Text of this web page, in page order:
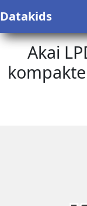
Datakids
Akai